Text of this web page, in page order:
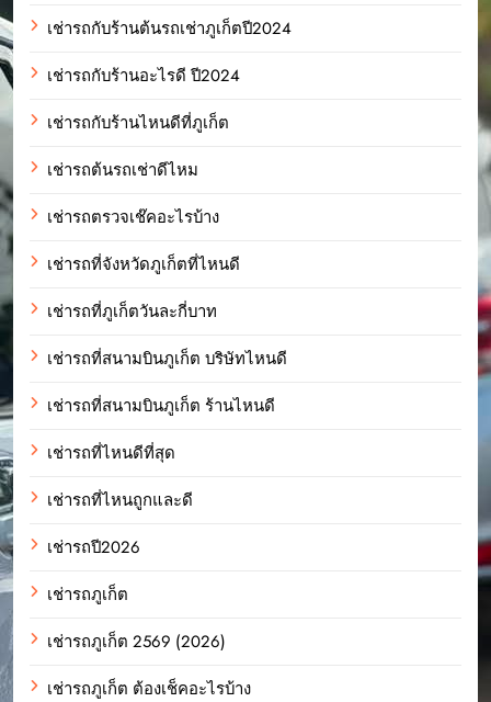
เช่ารถกับร้านต้นรถเช่าภูเก็ตปี2024
เช่ารถกับร้านอะไรดี ปี2024
เช่ารถกับร้านไหนดีที่ภูเก็ต
เช่ารถต้นรถเช่าดีไหม
เช่ารถตรวจเช๊คอะไรบ้าง
เช่ารถที่จังหวัดภูเก็ตที่ไหนดี
เช่ารถที่ภูเก็ตวันละกี่บาท
เช่ารถที่สนามบินภูเก็ต บริษัทไหนดี
เช่ารถที่สนามบินภูเก็ต ร้านไหนดี
เช่ารถที่ไหนดีที่สุด
เช่ารถที่ไหนถูกและดี
เช่ารถปี2026
เช่ารถภูเก็ต
เช่ารถภูเก็ต 2569 (2026)
เช่ารถภูเก็ต ต้องเช็คอะไรบ้าง